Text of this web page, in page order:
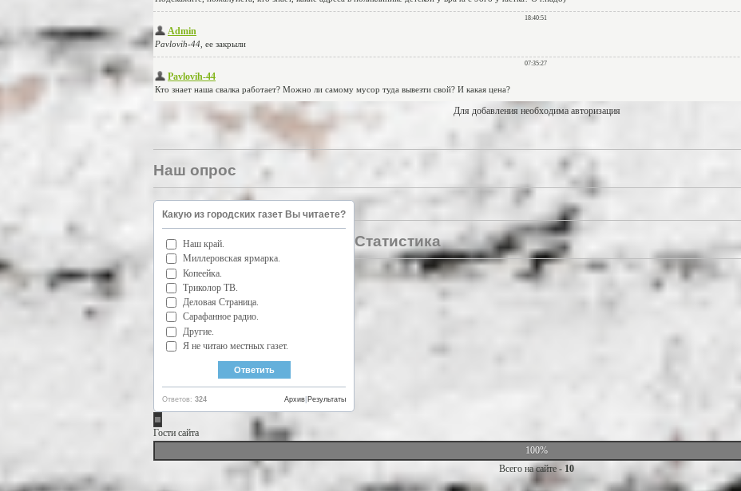
Для добавления необходима авторизация
Наш опрос
Какую из городских газет Вы читаете?
Наш край.
Миллеровская ярмарка.
Копеейка.
Триколор ТВ.
Деловая Страница.
Сарафанное радио.
Другие.
Я не читаю местных газет.
Ответов: 324 Результаты
Архив
Статистика
Гости сайта
100%
Всего на сайте - 10